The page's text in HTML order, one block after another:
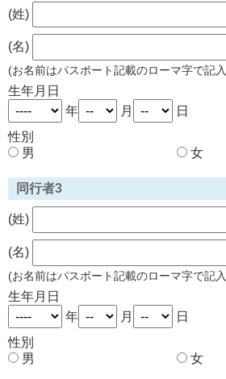
(姓)
(名)
(お名前はパスポート記載のローマ字で記
生年月日
年
月
日
性別
男
女
同行者3
(姓)
(名)
(お名前はパスポート記載のローマ字で記
生年月日
年
月
日
性別
男
女